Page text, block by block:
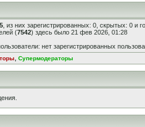
, из них зарегистрированных: 0, скрытых: 0 и
(7542) здесь было 21 фев 2026, 01:28
нет зарегистрированных
Супермодераторы